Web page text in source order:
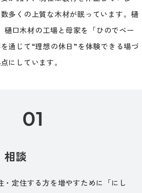
多くの上質な木材が眠っています。樋
樋口木材の工場と母家を「ひのでベー
通じて“理想の休日”を体験できる場づ
にしています。
相談
・定住する方を増やすために「にし